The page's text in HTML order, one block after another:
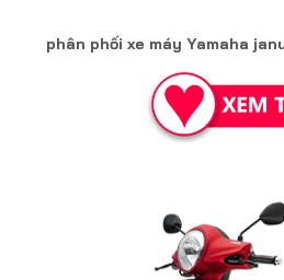
phân phối xe máy Yamaha